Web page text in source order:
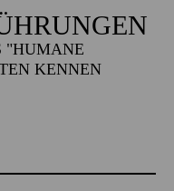
"HUMANE
KENNEN